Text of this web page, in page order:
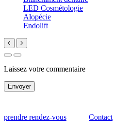
LED Cosmétologie
Alopécie
Endolift
Laissez votre commentaire
Envoyer
prendre rendez-vous Contact